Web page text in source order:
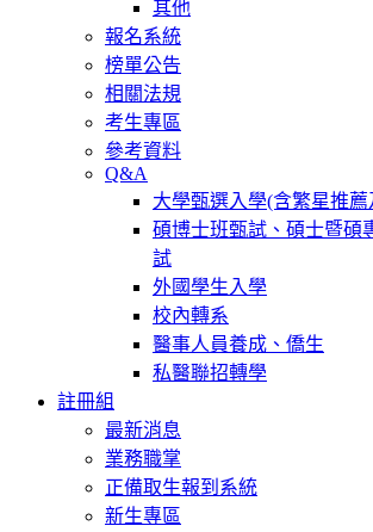
其他
報名系統
榜單公告
相關法規
考生專區
參考資料
Q&A
大學甄選入學(含繁星推薦
碩博士班甄試、碩士暨碩
試
外國學生入學
校內轉系
醫事人員養成、僑生
私醫聯招轉學
註冊組
最新消息
業務職掌
正備取生報到系統
新生專區